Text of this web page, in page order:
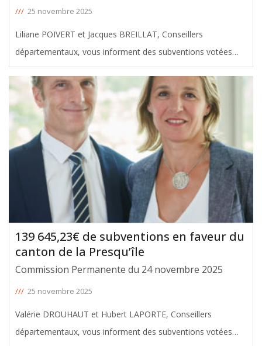
/// 25 novembre 2025
Liliane POIVERT et Jacques BREILLAT, Conseillers
départementaux, vous informent des subventions votées
avec leur soutien en faveur du canton des Coteaux de
Dordogne, lors de la Commission Permanente du 24
novembre 2025. Le montant total de
139 645,23€ de subventions en faveur du
canton de la Presqu’île
Commission Permanente du 24 novembre 2025
/// 25 novembre 2025
Valérie DROUHAUT et Hubert LAPORTE, Conseillers
départementaux, vous informent des subventions votées